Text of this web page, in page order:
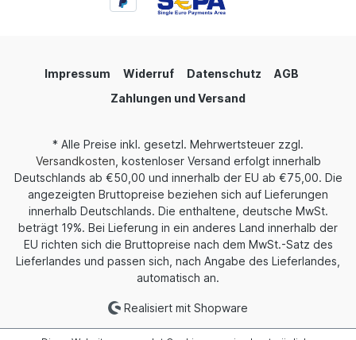
Impressum Widerruf Datenschutz
AGB
Zahlungen und Versand
* Alle Preise inkl. gesetzl. Mehrwertsteuer zzgl.
Versandkosten , kostenloser Versand erfolgt innerhalb
Deutschlands ab €50,00 und innerhalb der EU ab €75,00. Die
angezeigten Bruttopreise beziehen sich auf Lieferungen
innerhalb Deutschlands. Die enthaltene, deutsche MwSt.
beträgt 19%. Bei Lieferung in ein anderes Land innerhalb der
EU richten sich die Bruttopreise nach dem MwSt.-Satz des
Lieferlandes und passen sich, nach Angabe des Lieferlandes,
automatisch an.
Realisiert mit Shopware